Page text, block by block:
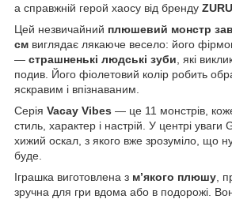
а справжній герой хаосу від бренду ZURU
Цей незвичайний плюшевий монстр
см виглядає лякаюче весело: його
— страшненькі людські зуби , які
подив. Його фіолетовий колір робить
яскравим і впізнаваним.
Серія Vacay Vibes — це 11 монстрів,
стиль, характер і настрій. У центрі
хижий оскал, з якого вже зрозуміло, що
буде.
Іграшка виготовлена з м’якого плюшу ,
зручна для гри вдома або в подорожі.